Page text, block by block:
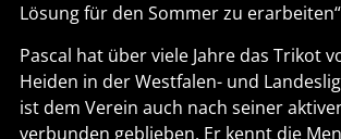
Lösung für den Sommer zu
Pascal hat über viele Jahre das Trikot
Heiden in der Westfalen- und
ist dem Verein auch nach seiner
verbunden geblieben. Er kennt die